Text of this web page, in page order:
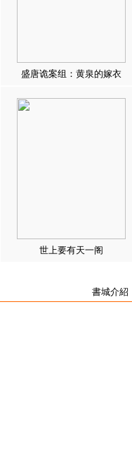
盛唐诡案组：黄泉的嫁衣
世上要有天一阁
書城介紹